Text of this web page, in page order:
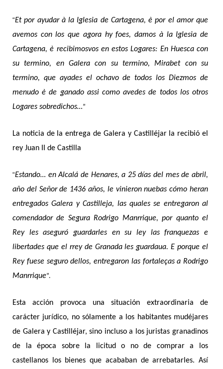
“Et por ayudar à la Iglesia de Cartagena, è por el amor que
avemos con los que agora hy foes, damos à la Iglesia de
Cartagena, è recibimosvos en estos Logares: En Huesca con
su termino, en Galera con su termino, Mirabet con su
termino, que ayades el ochavo de todos los Diezmos de
menudo è de ganado assi como avedes de todos los otros
Logares sobredichos…”
La noticia de la entrega de Galera y Castilléjar la recibió el
rey Juan II de Castilla
“Estando… en Alcalá de Henares, a 25 días del mes de abril,
año del Señor de 1436 años, le vinieron nuebas cómo heran
entregados Galera y Castilleja, las quales se entregaron al
comendador de Segura Rodrigo Manrrique, por quanto el
Rey les aseguró guardarles en su ley las franquezas e
libertades que el rrey de Granada les guardaua. E porque el
Rey fuese seguro dellos, entregaron las fortaleças a Rodrigo
Manrrique”.
Esta acción provoca una situación extraordinaria de
carácter jurídico, no sólamente a los habitantes mudéjares
de Galera y Castilléjar, sino incluso a los juristas granadinos
de la época sobre la licitud o no de comprar a los
castellanos los bienes que acababan de arrebatarles. Así